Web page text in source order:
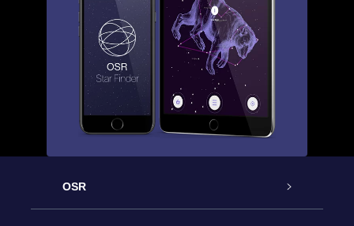
OSR